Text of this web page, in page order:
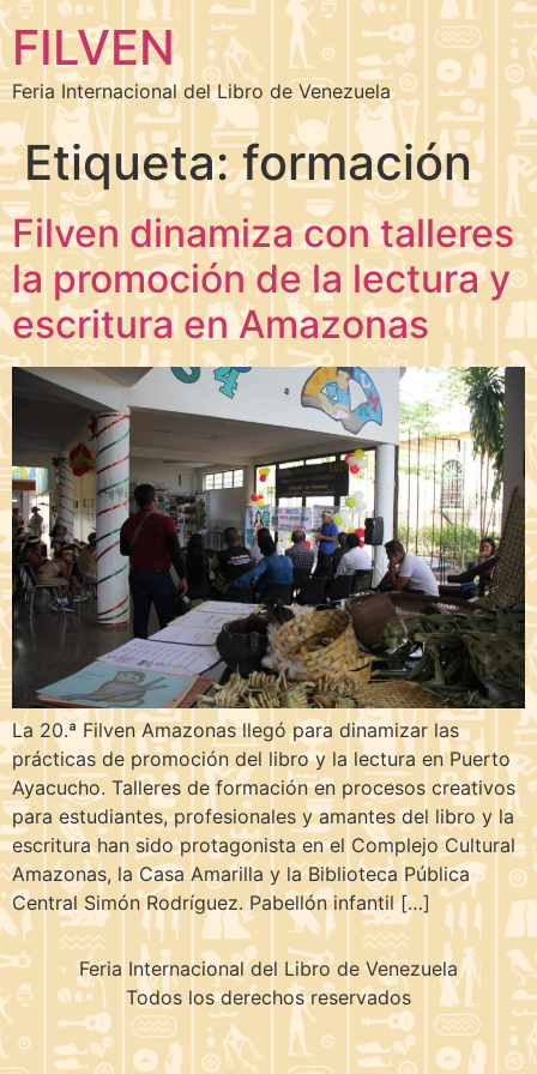
FILVEN
Feria Internacional del Libro de Venezuela
Etiqueta:formación
Filven dinamiza con talleres
la promoción de la lectura y
escritura en Amazonas
La 20.ª Filven Amazonas llegó para dinamizar las
prácticas de promoción del libro y la lectura en Puerto
Ayacucho. Talleres de formación en procesos creativos
para estudiantes, profesionales y amantes del libro y la
escritura han sido protagonista en el Complejo Cultural
Amazonas, la Casa Amarilla y la Biblioteca Pública
Central Simón Rodríguez. Pabellón infantil […]
Feria Internacional del Libro de Venezuela
Todos los derechos reservados